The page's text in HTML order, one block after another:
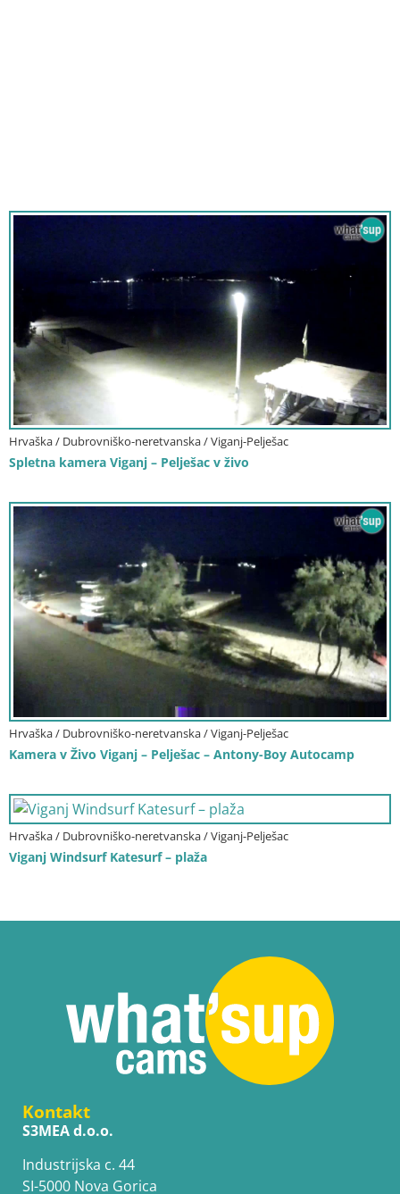
Hrvaška / Dubrovniško-neretvanska / Viganj-Pelješac
Spletna kamera Viganj – Pelješac v živo
Hrvaška / Dubrovniško-neretvanska / Viganj-Pelješac
Kamera v Živo Viganj – Pelješac – Antony-Boy Autocamp
Hrvaška / Dubrovniško-neretvanska / Viganj-Pelješac
Viganj Windsurf Katesurf – plaža
Kontakt
S3MEA d.o.o.
Industrijska c. 44
SI-5000 Nova Gorica